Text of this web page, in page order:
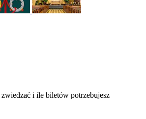
i ile biletów potrzebujesz